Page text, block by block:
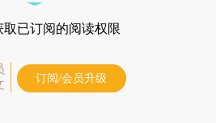
取已订阅的阅读权限
订阅/会员升级